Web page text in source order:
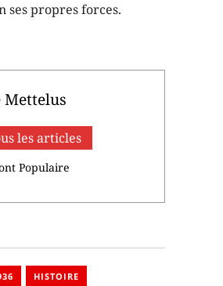
ses propres forces.
Mettelus
les articles
Populaire
HISTOIRE